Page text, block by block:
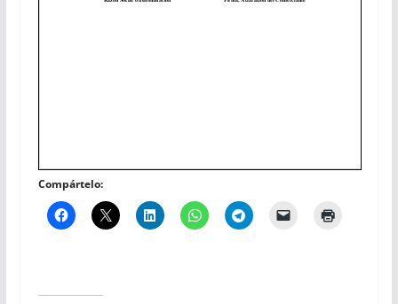
Compártelo: